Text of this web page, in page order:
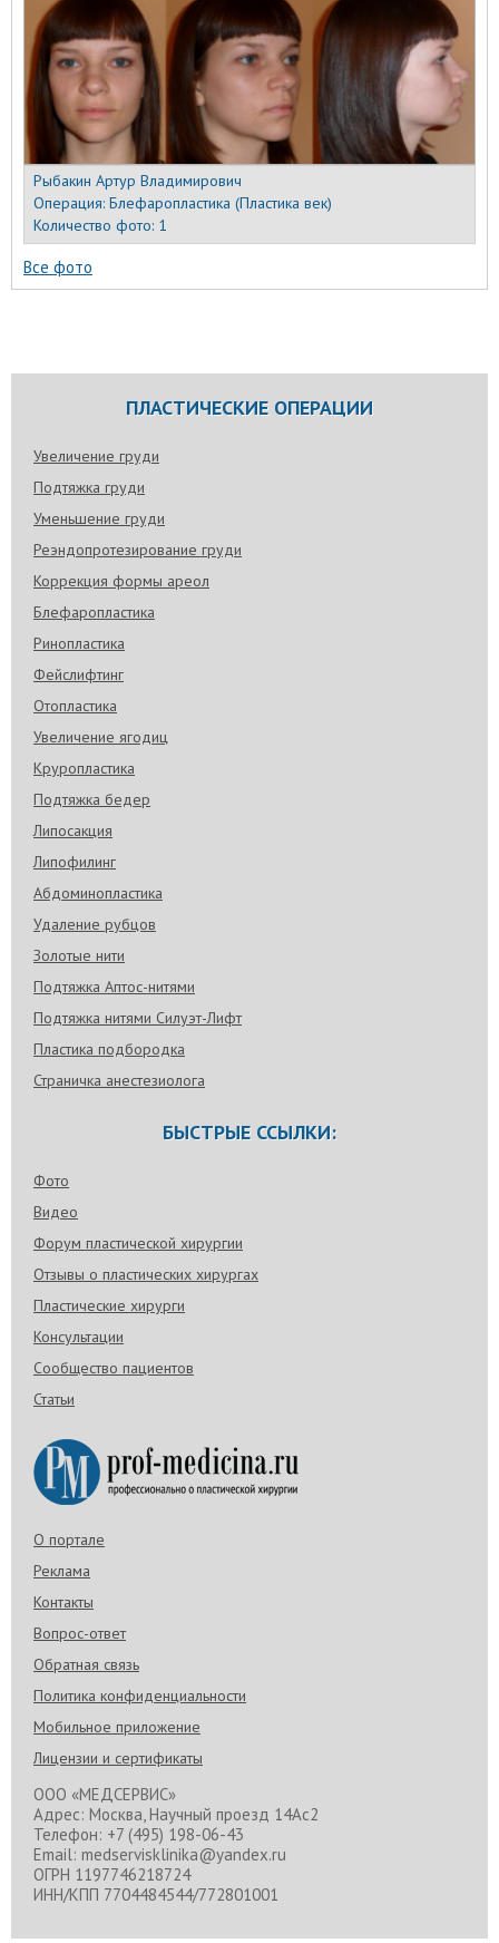
Рыбакин Артур Владимирович
Операция:Блефаропластика (Пластика век)
Количество фото: 1
Все фото
ПЛАСТИЧЕСКИЕ ОПЕРАЦИИ
Увеличение груди
Подтяжка груди
Уменьшение груди
Реэндопротезирование груди
Коррекция формы ареол
Блефаропластика
Ринопластика
Фейслифтинг
Отопластика
Увеличение ягодиц
Круропластика
Подтяжка бедер
Липосакция
Липофилинг
Абдоминопластика
Удаление рубцов
Золотые нити
Подтяжка Аптос-нитями
Подтяжка нитями Силуэт-Лифт
Пластика подбородка
Страничка анестезиолога
БЫСТРЫЕ ССЫЛКИ:
Фото
Видео
Форум пластической хирургии
Отзывы о пластических хирургах
Пластические хирурги
Консультации
Сообщество пациентов
Статьи
О портале
Реклама
Контакты
Вопрос-ответ
Обратная связь
Политика конфиденциальности
Мобильное приложение
Лицензии и сертификаты
ООО «МЕДСЕРВИС»
Адрес: Москва, Научный проезд 14Ас2
Телефон: +7 (495) 198-06-43
Email: medservisklinika@yandex.ru
ОГРН 1197746218724
ИНН/КПП 7704484544/772801001